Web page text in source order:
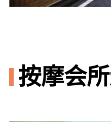
按摩会